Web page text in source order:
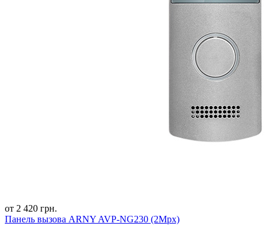
от 2 420 грн.
Панель вызова ARNY AVP-NG230 (2Mpx)